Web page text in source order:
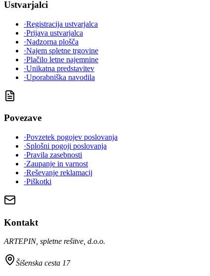
Ustvarjalci
·Registracija ustvarjalca
·Prijava ustvarjalca
·Nadzorna plošča
·Najem spletne trgovine
·Plačilo letne najemnine
·Unikatna predstavitev
·Uporabniška navodila
Povezave
·Povzetek pogojev poslovanja
·Splošni pogoji poslovanja
·Pravila zasebnosti
·Zaupanje in varnost
·Reševanje reklamacij
·Piškotki
Kontakt
ARTEPIN, spletne rešitve, d.o.o.
Šišenska cesta 17